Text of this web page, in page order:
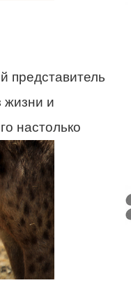
представитель
жизни и
настолько